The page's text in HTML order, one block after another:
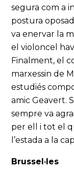
segura com a
postura
va enervar la
el violoncel
Finalment, el
marxessin de
estudiés
amic Geavert.
sempre va
per ell i tot el
l’estada a la
Brussel·les